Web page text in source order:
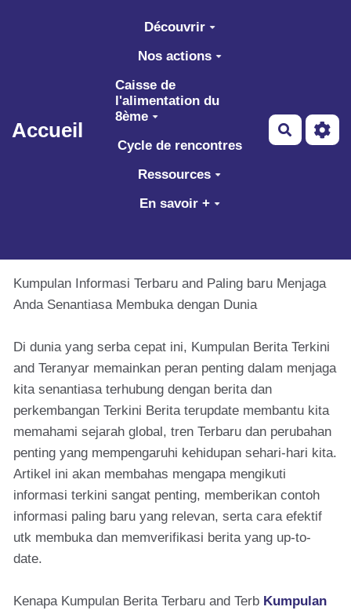
Aller au contenu principal
Accueil
Découvrir
Nos actions
Caisse de
l'alimentation du
8ème
Cycle de rencontres
Ressources
En savoir +
Kumpulan Informasi Terbaru and Paling baru Menjaga
Anda Senantiasa Membuka dengan Dunia
Di dunia yang serba cepat ini, Kumpulan Berita Terkini
and Teranyar memainkan peran penting dalam menjaga
kita senantiasa terhubung dengan berita dan
perkembangan Terkini Berita terupdate membantu kita
memahami sejarah global, tren Terbaru dan perubahan
penting yang mempengaruhi kehidupan sehari-hari kita.
Artikel ini akan membahas mengapa mengikuti
informasi terkini sangat penting, memberikan contoh
informasi paling baru yang relevan, serta cara efektif
utk membuka dan memverifikasi berita yang up-to-
date.
Kenapa Kumpulan Berita Terbaru and Terb Kumpulan